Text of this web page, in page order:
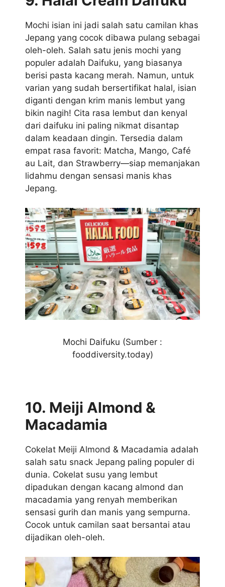
Mochi isian ini jadi salah satu camilan khas
Jepang yang cocok dibawa pulang sebagai
oleh-oleh. Salah satu jenis mochi yang
populer adalah Daifuku, yang biasanya
berisi pasta kacang merah. Namun, untuk
varian yang sudah bersertifikat halal, isian
diganti dengan krim manis lembut yang
bikin nagih! Cita rasa lembut dan kenyal
dari daifuku ini paling nikmat disantap
dalam keadaan dingin. Tersedia dalam
empat rasa favorit: Matcha, Mango, Café
au Lait, dan Strawberry—siap memanjakan
lidahmu dengan sensasi manis khas
Jepang.
Mochi Daifuku (Sumber :
fooddiversity.today)
10. Meiji Almond &
Macadamia
Cokelat Meiji Almond & Macadamia adalah
salah satu snack Jepang paling populer di
dunia. Cokelat susu yang lembut
dipadukan dengan kacang almond dan
macadamia yang renyah memberikan
sensasi gurih dan manis yang sempurna.
Cocok untuk camilan saat bersantai atau
dijadikan oleh-oleh.